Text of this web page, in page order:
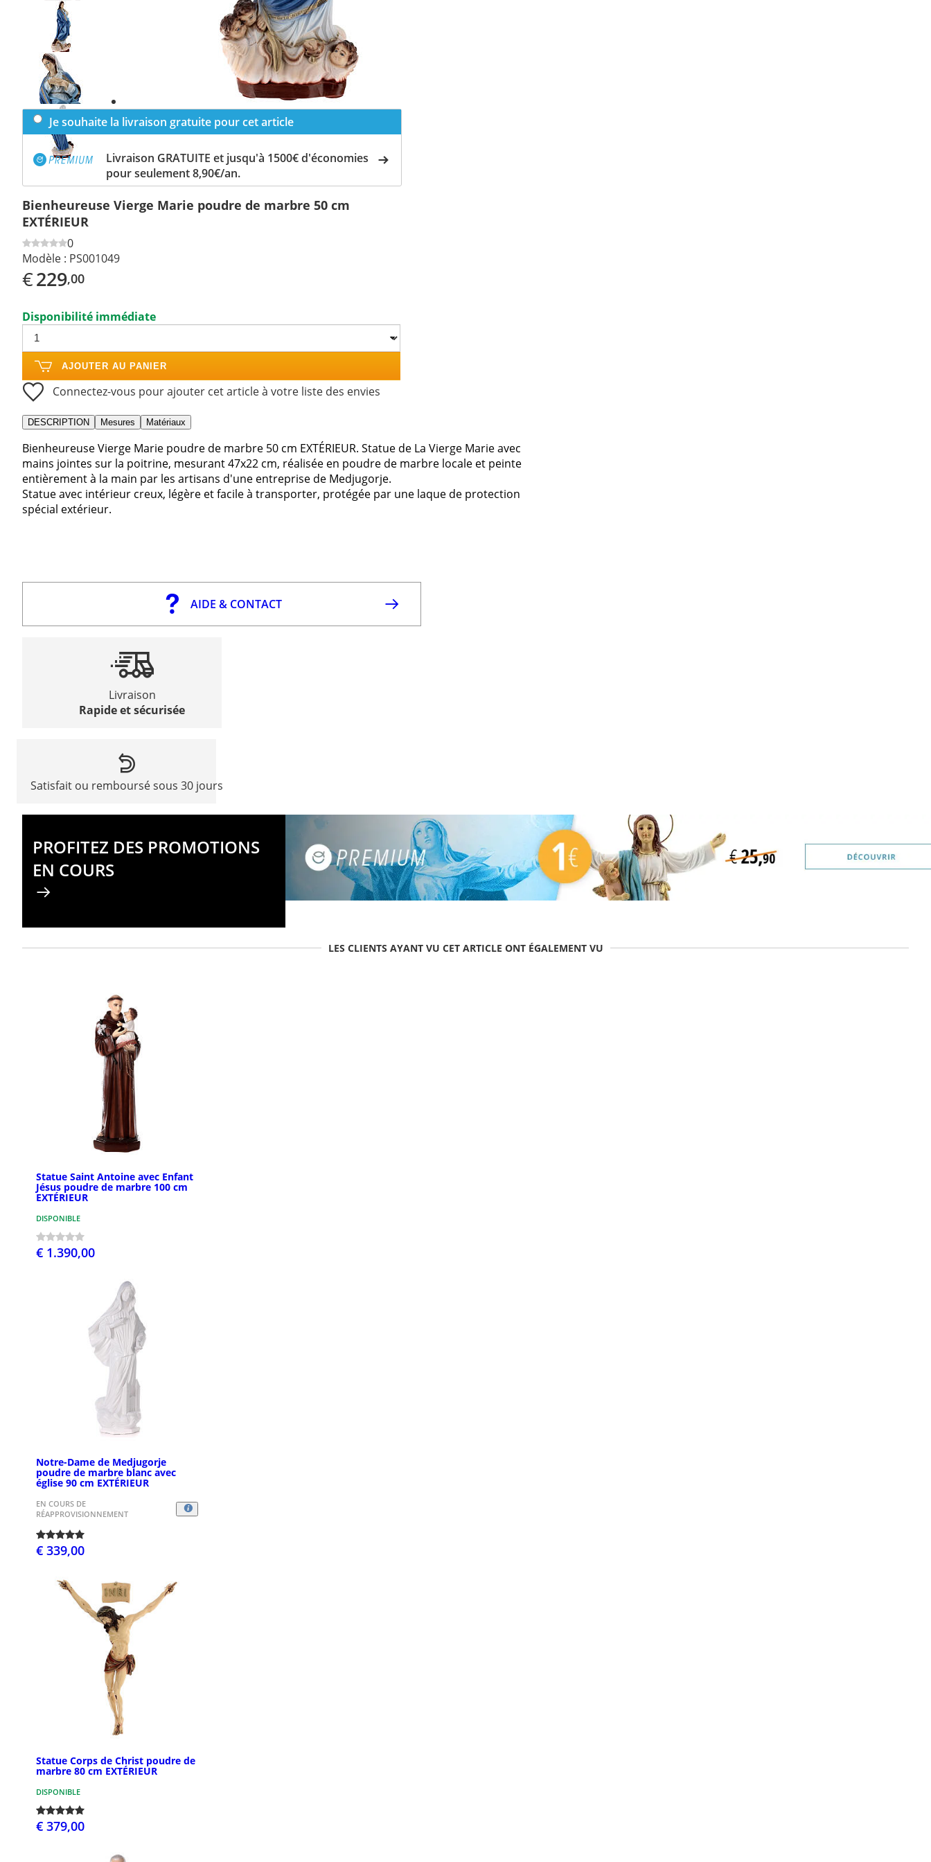
Previous
slide
Next
slide
Je souhaite la livraison gratuite pour cet article
Livraison GRATUITE et jusqu'à 1500€ d'économies
pour seulement 8,90€/an.
Bienheureuse Vierge Marie poudre de marbre 50 cm
EXTÉRIEUR
0
Modèle : PS001049
€229,00
Disponibilité immédiate
AJOUTER AU PANIER
Connectez-vous pour ajouter cet article à votre liste des envies
DESCRIPTION Mesures Matériaux
Bienheureuse Vierge Marie poudre de marbre 50 cm EXTÉRIEUR. Statue de La Vierge Marie avec
mains jointes sur la poitrine, mesurant 47x22 cm, réalisée en poudre de marbre locale et peinte
entièrement à la main par les artisans d'une entreprise de Medjugorje.
Statue avec intérieur creux, légère et facile à transporter, protégée par une laque de protection
spécial extérieur.
AIDE & CONTACT
Livraison
Rapide et sécurisée
Satisfait ou remboursé sous 30 jours
PROFITEZ DES PROMOTIONS
EN COURS
LES CLIENTS AYANT VU CET ARTICLE ONT ÉGALEMENT VU
Statue Saint Antoine avec Enfant
Jésus poudre de marbre 100 cm
EXTÉRIEUR
DISPONIBLE
€ 1.390,00
Notre-Dame de Medjugorje
poudre de marbre blanc avec
église 90 cm EXTÉRIEUR
EN COURS DE
RÉAPPROVISIONNEMENT
€ 339,00
Statue Corps de Christ poudre de
marbre 80 cm EXTÉRIEUR
DISPONIBLE
€ 379,00